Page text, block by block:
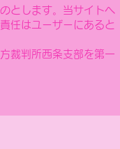
とします。当サイトへ
任はユーザーにあると
裁判所西条支部を第一